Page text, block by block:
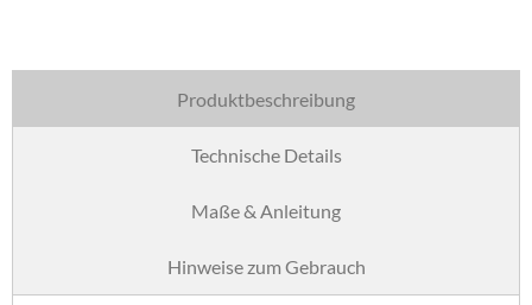
Produktbeschreibung
Technische Details
Maße & Anleitung
Hinweise zum Gebrauch